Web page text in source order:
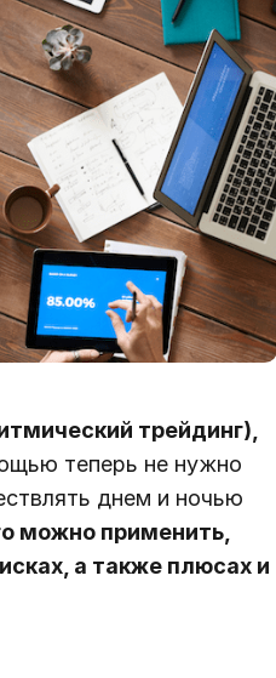
трейдинг),
теперь не нужно
днем и ночью
можно применить,
а также плюсах и